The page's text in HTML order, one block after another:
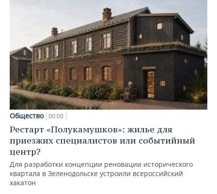
Общество 00:00
Рестарт «Полукамушков»: жилье для
приезжих специалистов или событийный
центр?
Для разработки концепции реновации исторического
квартала в Зеленодольске устроили всероссийский
хакатон